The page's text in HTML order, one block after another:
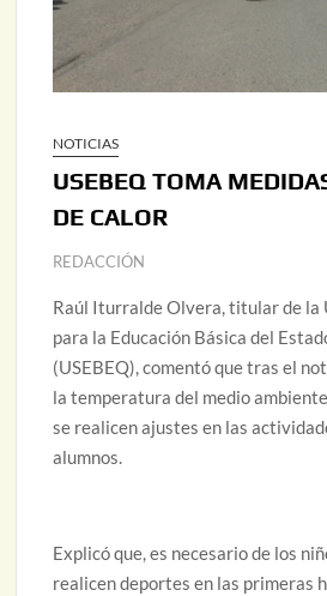
NOTICIAS
USEBEQ TOMA
DE CALOR
REDACCIÓN
Raúl Iturralde Olvera, titular de la
para la Educación Básica del
(USEBEQ), comentó que tras el
la temperatura del medio
se realicen ajustes en las
alumnos.
Explicó que, es necesario de los
realicen deportes en las primeras